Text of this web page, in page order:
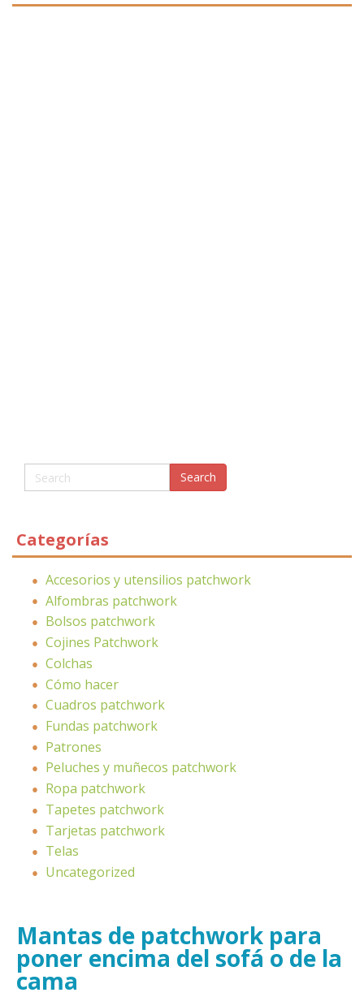
Categorías
Accesorios y utensilios patchwork
Alfombras patchwork
Bolsos patchwork
Cojines Patchwork
Colchas
Cómo hacer
Cuadros patchwork
Fundas patchwork
Patrones
Peluches y muñecos patchwork
Ropa patchwork
Tapetes patchwork
Tarjetas patchwork
Telas
Uncategorized
Mantas de patchwork para
poner encima del sofá o de la
cama